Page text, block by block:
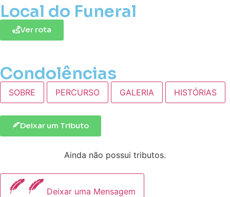
Local do Funeral
Ver rota
Condolências
SOBRE PERCURSO GALERIA HISTÓRIAS
Deixar um Tributo
Ainda não possui tributos.
Deixar uma Mensagem